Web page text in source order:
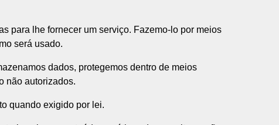
para lhe fornecer um serviço. Fazemo-lo por meios
será usado.
dados, protegemos dentro de meios
não autorizados.
quando exigido por lei.